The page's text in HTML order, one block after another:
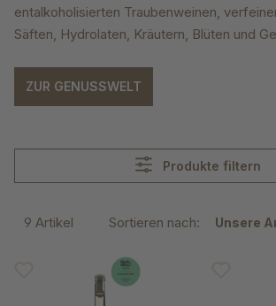
entalkoholisierten Traubenweinen,
Säften, Hydrolaten, Kräutern, Blüten und
ZUR GENUSSWELT
Produkte filtern
9 Artikel Sortieren nach: